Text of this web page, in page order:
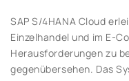
SAP S/4HANA Cloud
Einzelhandel und im E-
Herausforderungen zu
gegenübersehen. Das